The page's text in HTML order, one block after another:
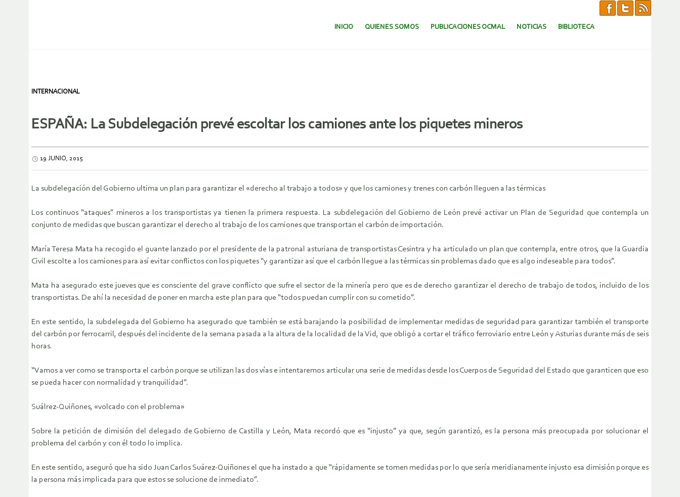
SALTAR AL CONTENIDO.
INICIO QUIENES SOMOS PUBLICACIONES OCMAL NOTICIAS BIBLIOTECA
INTERNACIONAL
ESPAÑA: La Subdelegación prevé escoltar los camiones ante los piquetes mineros
19 JUNIO, 2015
La subdelegación del Gobierno ultima un plan para garantizar el «derecho al trabajo a todos» y que los camiones y trenes con carbón lleguen a las térmicas
Los continuos “ataques” mineros a los transportistas ya tienen la primera respuesta. La subdelegación del Gobierno de León prevé activar un Plan de Seguridad que contempla un
conjunto de medidas que buscan garantizar el derecho al trabajo de los camiones que transportan el carbón de importación.
María Teresa Mata ha recogido el guante lanzado por el presidente de la patronal asturiana de transportistas Cesintra y ha articulado un plan que contempla, entre otros, que la Guardia
Civil escolte a los camiones para así evitar conflictos con los piquetes “y garantizar así que el carbón llegue a las térmicas sin problemas dado que es algo indeseable para todos”.
Mata ha asegurado este jueves que es consciente del grave conflicto que sufre el sector de la minería pero que es de derecho garantizar el derecho de trabajo de todos, incluido de los
transportistas. De ahí la necesidad de poner en marcha este plan para que “todos puedan cumplir con su cometido”.
En este sentido, la subdelegada del Gobierno ha asegurado que también se está barajando la posibilidad de implementar medidas de seguridad para garantizar también el transporte
del carbón por ferrocarril, después del incidente de la semana pasada a la altura de la localidad de la Vid, que obligó a cortar el tráfico ferroviario entre León y Asturias durante más de seis
horas.
“Vamos a ver como se transporta el carbón porque se utilizan las dos vías e intentaremos articular una serie de medidas desde los Cuerpos de Seguridad del Estado que garanticen que eso
se pueda hacer con normalidad y tranquilidad”.
Suálrez-Quiñones, «volcado con el problema»
Sobre la petición de dimisión del delegado de Gobierno de Castilla y León, Mata recordó que es “injusto” ya que, según garantizó, es la persona más preocupada por solucionar el
problema del carbón y con él todo lo implica.
En este sentido, aseguró que ha sido Juan Carlos Suárez-Quiñones el que ha instado a que “rápidamente se tomen medidas por lo que sería meridianamente injusto esa dimisión porque es
la persona más implicada para que estos se solucione de inmediato”.